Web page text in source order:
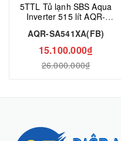
5TTL Tủ lạnh SBS Aqua
Inverter 515 lít AQR-
AQR-SA541XA(FB)
15.100.000₫
26.000.000₫